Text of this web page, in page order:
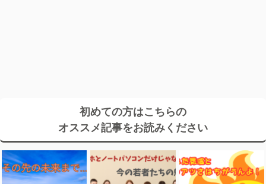
初めての方はこちらの
オススメ記事をお読みください